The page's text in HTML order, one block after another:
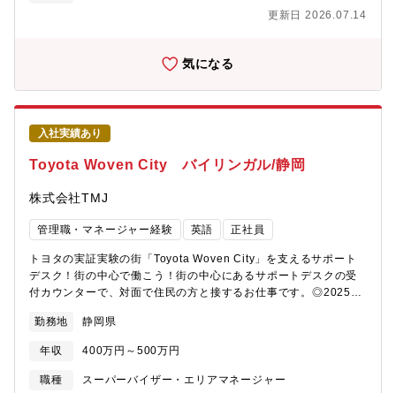
だきます。業務状況に応じて難度が高い顧客を担当しながら、チ
応じて、5人前後のチーム率いるリード職、さらにはマネジャー職
へ昇格することが可能です。
ト、業務の進捗管理やマニュアル・資料作成、クライアント対応
のお問合せに、よくある問い合わせ集を元に回答します。回答が
見つからない場合には、担当者に確認してからお答えできるので
安心です！（例）・「Woven Cityの中でやってはいけないことは
ありますか？」・「荷物のロボット配送について聞きたいことが
あります」 ・「実証実験に参加する方法を教えてください」
など【ご入居手続き】・新しくご入居される方に、街の中で使う
IDの発行などの事務処理を行います。住民となる方と最初にお会
いする、街の「顔」としてのお仕事です！ウェルカムな気持ちが
伝わる対応を心掛けています。【管理者業務】・スタッフが対応
に困った時に相談に乗り、スキルや経験を伸ばすための取り組み
を実施いただきます。また、より良い対応を行うための資料を作
ったり、クライアント企業様へのご相談なども対応します。＝＝
＝＝＝＝＝＝＝＝＝＝＝＝＝＝＝＝＝＜センター構成＞LSV：2名
SV ：1名 ※今回はここのポジションを募集※オペレーター : 2名
更新日 2026.07.14
気になる
入社実績あり
Toyota Woven City バイリンガル/静岡
株式会社TMJ
管理職・マネージャー経験 英語 正社員
トヨタの実証実験の街「Toyota Woven City」を支えるサポート
デスク！街の中心で働こう！街の中心にあるサポートデスクの受
付カウンターで、対面で住民の方と接するお仕事です。◎2025年
でなく世界から注目されているプロジェクトに関わることができ
ます！具体的に、トヨタ自動車の実証実験都市「Toyota Woven
City」のWeavers（お住まいの方・ご来訪された方・働く方な
ど）からのお問合せ対応や入居手続き・情報登録などの対応をお
勤務地 静岡県
年収 400万円～500万円
職種
スーパーバイザー・エリアマネージャー